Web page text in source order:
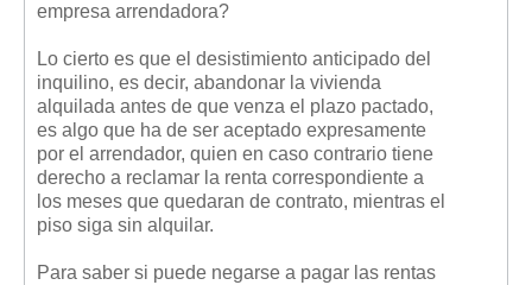
empresa arrendadora?
Lo cierto es que el desistimiento anticipado del
inquilino, es decir, abandonar la vivienda
alquilada antes de que venza el plazo pactado,
es algo que ha de ser aceptado expresamente
por el arrendador, quien en caso contrario tiene
derecho a reclamar la renta correspondiente a
los meses que quedaran de contrato, mientras el
piso siga sin alquilar.
Para saber si puede negarse a pagar las rentas